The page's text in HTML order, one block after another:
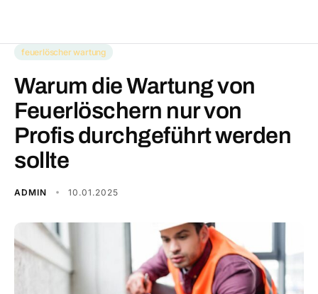
feuerlöscher wartung
Warum die Wartung von
Feuerlöschern nur von
Profis durchgeführt werden
sollte
ADMIN 10.01.2025